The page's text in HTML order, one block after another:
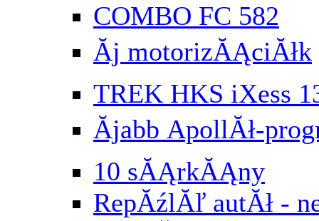
COMBO FC 582
Ăj motorizĂĄciĂłk
TREK HKS iXess
Ăjabb ApollĂł-
10 sĂĄrkĂĄny
RepĂźlĂľ autĂł -